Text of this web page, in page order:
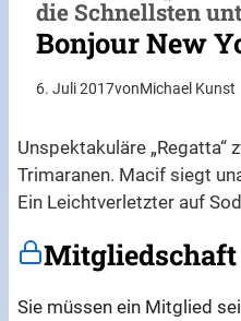
die Schnellsten
Bonjour New
6. Juli 2017vonMichael Kunst
Unspektakuläre „Regatta“
Trimaranen. Macif siegt
Ein Leichtverletzter auf
Sie müssen ein Mitglied